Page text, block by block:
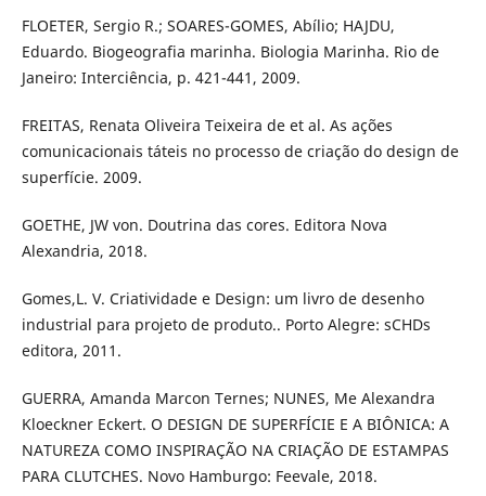
FLOETER, Sergio R.; SOARES-GOMES, Abílio; HAJDU,
Eduardo. Biogeografia marinha. Biologia Marinha. Rio de
Janeiro: Interciência, p. 421-441, 2009.
FREITAS, Renata Oliveira Teixeira de et al. As ações
comunicacionais táteis no processo de criação do design de
superfície. 2009.
GOETHE, JW von. Doutrina das cores. Editora Nova
Alexandria, 2018.
Gomes,L. V. Criatividade e Design: um livro de desenho
industrial para projeto de produto.. Porto Alegre: sCHDs
editora, 2011.
GUERRA, Amanda Marcon Ternes; NUNES, Me Alexandra
Kloeckner Eckert. O DESIGN DE SUPERFÍCIE E A BIÔNICA: A
NATUREZA COMO INSPIRAÇÃO NA CRIAÇÃO DE ESTAMPAS
PARA CLUTCHES. Novo Hamburgo: Feevale, 2018.